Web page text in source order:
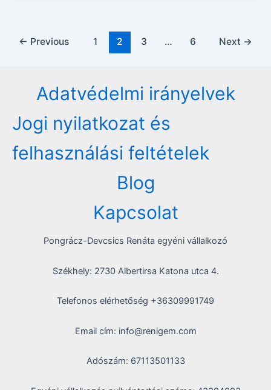
Post← Previous 1 2 3 … 6 Next →
Adatvédelmi irányelvek
Jogi nyilatkozat és
felhasználási feltételek
Blog
Kapcsolat
Pongrácz-Devcsics Renáta egyéni vállalkozó
Székhely: 2730 Albertirsa Katona utca 4.
Telefonos elérhetőség +36309991749
Email cím: info@renigem.com
Adószám: 67113501133